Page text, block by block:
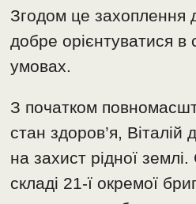
Згодом це захоплення
добре орієнтуватися
умовах.
З початком
стан здоров’я, Віталій
на захист рідної
складі 21-ї окремої